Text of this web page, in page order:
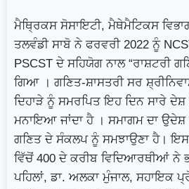
ਇਜ਼ਰਾਇਲ ਦੇ ਪ੍ਰਧਾਨ
ਨਾਲ ਦੋ ਪੱਖੀ ਮੀਟਿੰਗ
ਨਵੀਂ ਦਿੱਲੀ ਵਿੱਚ ਸ਼ੁਰੂ
ਮੈਥ੍ਰਿਕਸ ਸੋਸਾਇਟੀ, ਮੈਥੇਮੈਟਿਕਸ
ਤਲਵੰਡੀ ਸਾਬੋ ਨੇ ਫਰਵਰੀ 2022 ਨੂੰ
PSCST ਦੇ ਸਹਿਯੋਗ ਨਾਲ “ਰਾਸ਼ਟਰੀ
ਗਿਆ । ਗਣਿਤ-ਸ਼ਾਸਤਰੀ ਸਰ
ਦਿਹਾੜੇ ਨੂੰ ਸਮਰਪਿਤ ਇਹ ਦਿਨ ਸਾਰੇ ਦੇਸ਼
ਮਨਾਇਆ ਜਾਂਦਾ ਹੈ । ਸਮਾਗਮ ਦਾ
ਗਣਿਤ ਦੇ ਸੰਕਲਪ ਨੂੰ ਸਮਝਾਉਣਾ ਹੈ।
ਵਿੱਚੋਂ 400 ਦੇ ਕਰੀਬ ਵਿਦਿਆਰਥੀਆਂ ਨੇ
ਪਹਿਲਾਂ, ਡਾ. ਅਲਕਾ ਮੁੰਜਾਲ, ਸਹਾਇਕ